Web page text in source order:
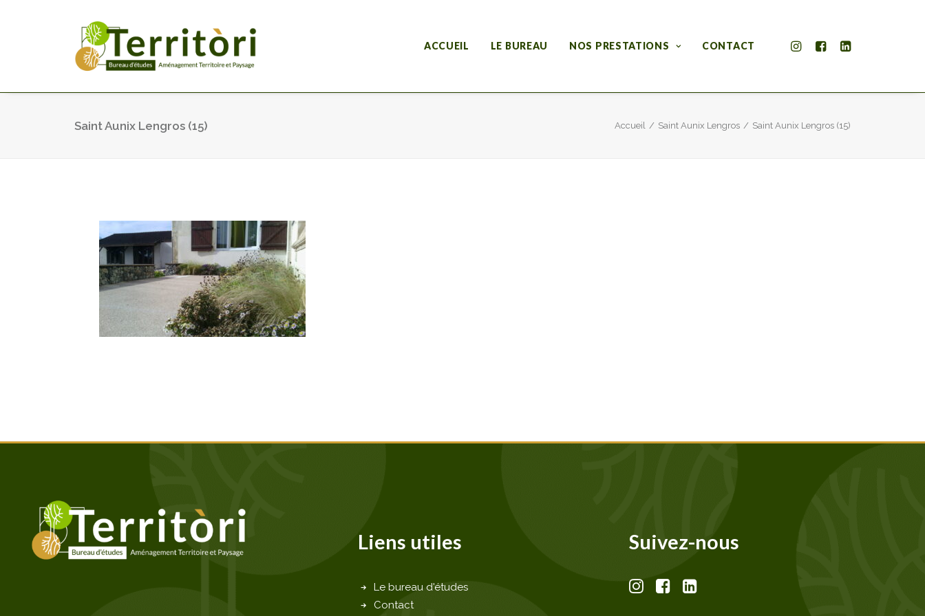
ACCUEIL LE BUREAU NOS PRESTATIONS CONTACT
Saint Aunix Lengros (15) Accueil Saint Aunix Lengros Saint Aunix Lengros (15)
Liens utiles
Le bureau d'études
Contact
Suivez-nous